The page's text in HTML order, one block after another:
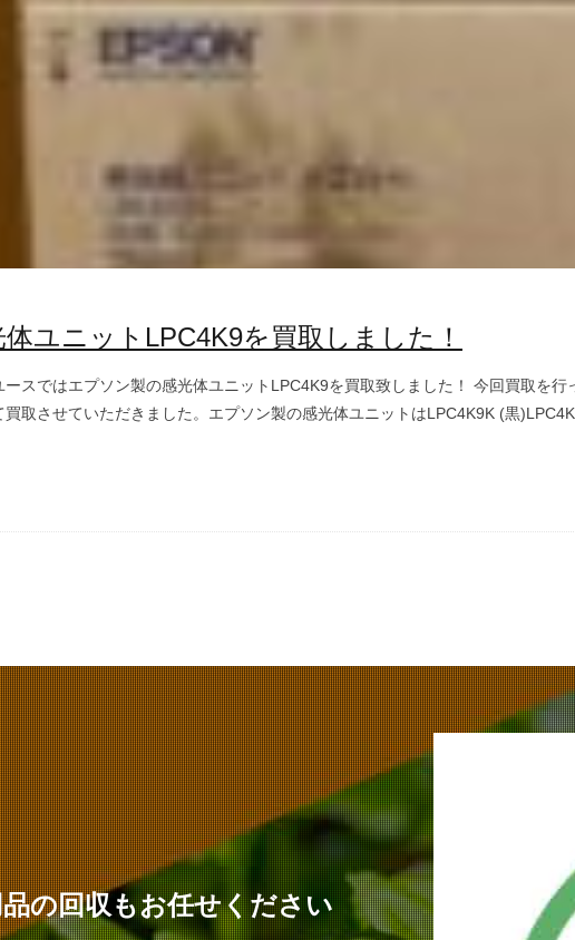
ユニットLPC4K9を買取しました！
スではエプソン製の感光体ユニットLPC4K9を買取致しました！ 今回買取を
取させていただきました。エプソン製の感光体ユニットはLPC4K9K (黒
の回収もお任せください